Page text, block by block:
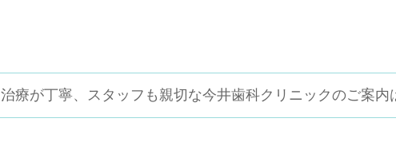
治療が丁寧、スタッフも親切な今井歯科クリニックのご案内